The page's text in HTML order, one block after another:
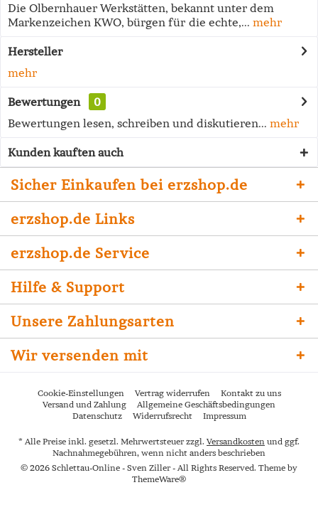
Die Olbernhauer Werkstätten, bekannt unter dem
Markenzeichen KWO, bürgen für die echte,... mehr
Hersteller
mehr
Bewertungen
0
Bewertungen lesen, schreiben und diskutieren... mehr
Kunden kauften auch
Sicher Einkaufen bei erzshop.de
erzshop.de Links
erzshop.de Service
Hilfe & Support
Unsere Zahlungsarten
Wir versenden mit
Cookie-Einstellungen Vertrag widerrufen
Kontakt zu uns
Versand und Zahlung
Allgemeine Geschäftsbedingungen
Datenschutz
Widerrufsrecht Impressum
* Alle Preise inkl. gesetzl. Mehrwertsteuer zzgl. Versandkosten und ggf.
Nachnahmegebühren, wenn nicht anders beschrieben
© 2026 Schlettau-Online - Sven Ziller - All Rights Reserved. Theme by
ThemeWare®